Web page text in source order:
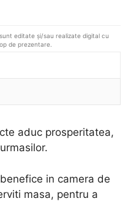
editate și/sau realizate digital cu
de prezentare.
aduc prosperitatea,
in camera de
masa, pentru a